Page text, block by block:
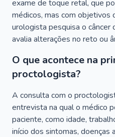
exame de toque retal, que
médicos, mas com objetivos
urologista pesquisa o
avalia alterações no reto ou
O que acontece na
proctologista?
A consulta com o
entrevista na qual o médico
paciente, como idade,
início dos sintomas, doenças